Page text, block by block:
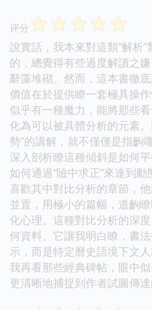
评分 ☆☆☆☆☆
說實話，我本來對這類“解析
的，總覺得有些過度解讀之
辭藻堆砌。然而，這本書徹
價值在於提供瞭一套極具操
似乎有一種魔力，能將那些
化為可以被具體分析的元素
勢”的講解，就不僅僅是指齣
深入剖析瞭這種傾斜是如何
如何通過“險中求正”來達到
喜歡其中對比分析的章節，
並置，用極小的篇幅，道齣
化心理。這種對比分析的深
何資料。它讓我明白瞭，書
示，而是特定曆史語境下文
我再看那些經典碑帖，眼中
更清晰地捕捉到作者試圖傳達